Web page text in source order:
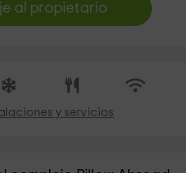
al propietario
y servicios